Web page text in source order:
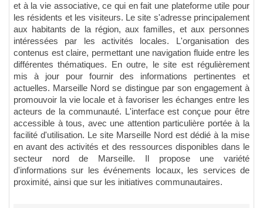
et à la vie associative, ce qui en fait une plateforme utile pour
les résidents et les visiteurs. Le site s'adresse principalement
aux habitants de la région, aux familles, et aux personnes
intéressées par les activités locales. L'organisation des
contenus est claire, permettant une navigation fluide entre les
différentes thématiques. En outre, le site est régulièrement
mis à jour pour fournir des informations pertinentes et
actuelles. Marseille Nord se distingue par son engagement à
promouvoir la vie locale et à favoriser les échanges entre les
acteurs de la communauté. L'interface est conçue pour être
accessible à tous, avec une attention particulière portée à la
facilité d'utilisation. Le site Marseille Nord est dédié à la mise
en avant des activités et des ressources disponibles dans le
secteur nord de Marseille. Il propose une variété
d'informations sur les événements locaux, les services de
proximité, ainsi que sur les initiatives communautaires.